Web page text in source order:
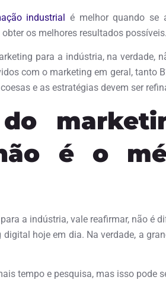
industrial é melhor quando se
os melhores resultados possíveis.
para a indústria, na verdade,
com o marketing em geral, tanto
e as estratégias devem ser
é o
a indústria, vale reafirmar, não é
hoje em dia. Na verdade, a
tempo e pesquisa, mas isso pode